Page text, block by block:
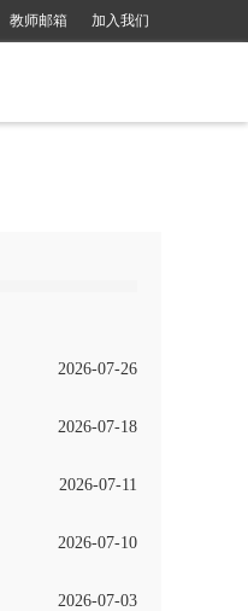
教师邮箱 加入我们
2026-07-26
2026-07-18
2026-07-11
2026-07-10
2026-07-03